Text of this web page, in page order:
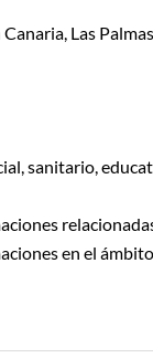
Las Palmas
sanitario,
en el